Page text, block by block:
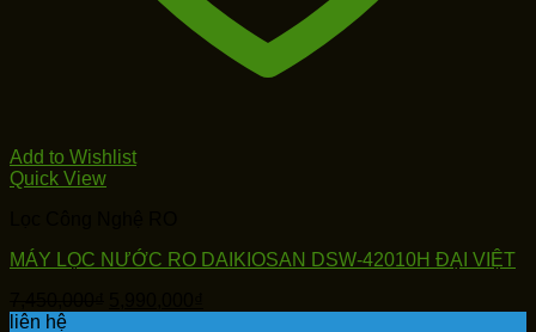
Add to Wishlist
Quick View
MÁY LỌC NƯỚC RO DAIKIOSAN DSW-42010H ĐẠI VIỆT
liên hệ